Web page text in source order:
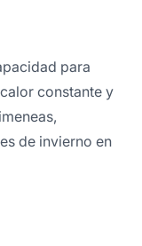
para
constante y
de invierno en